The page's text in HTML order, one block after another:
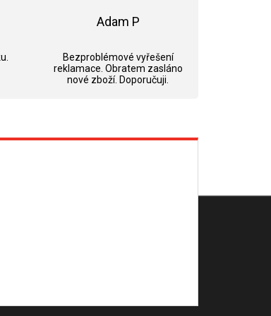
Adam P
Bezproblémové vyřešení
reklamace. Obratem zasláno
nové zboží. Doporučuji.